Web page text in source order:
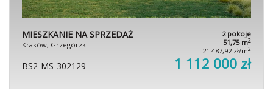
MIESZKANIE NA SPRZEDAŻ
Kraków, Grzegórzki
2 pokoje
51,75 m2
21 487,92 zł/m2
BS2-MS-302129 1 112 000 zł